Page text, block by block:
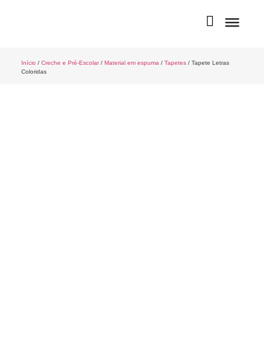
Início / Creche e Pré-Escolar/ Material em espuma / Tapetes/ Tapete Letras
Coloridas